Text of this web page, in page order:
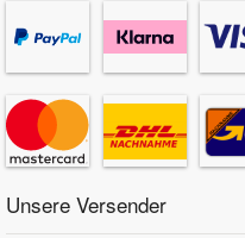
Unsere Versender